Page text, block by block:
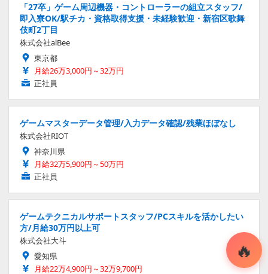
「27卒」ゲーム周辺機器・コントローラーの組立スタッフ/
即入寮OK/駅チカ・資格取得支援・未経験歓迎・新宿区歌舞
伎町2丁目
株式会社alBee
東京都
月給26万3,000円～32万円
正社員
ゲームマスターデータ管理/入力データ確認/残業ほぼなし
株式会社RIOT
神奈川県
月給32万5,900円～50万円
正社員
ゲームテクニカルサポートスタッフ/PCスキルを活かしたい
方/月給30万円以上可
株式会社大斗
愛知県
月給22万4,900円～32万9,700円